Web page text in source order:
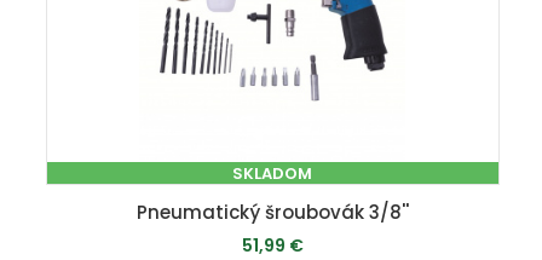
SKLADOM
Pneumatický šroubovák 3/8''
51,99 €